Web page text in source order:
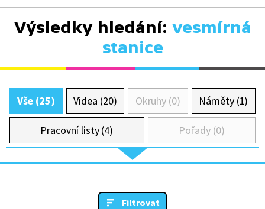
Výsledky hledání: vesmírná
stanice
Vše (25) Videa (20) Okruhy (0) Náměty (1)
Pracovní listy (4) Pořady (0)
Filtrovat